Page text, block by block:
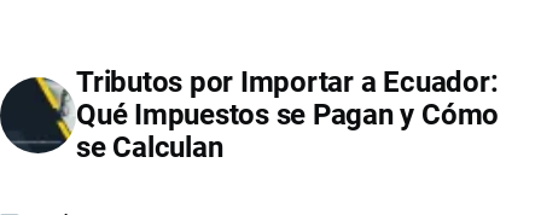
FAMILIAR
Y
ENVIAR
Tributos por Importar a Ecuador:
Qué Impuestos se Pagan y Cómo
se Calculan